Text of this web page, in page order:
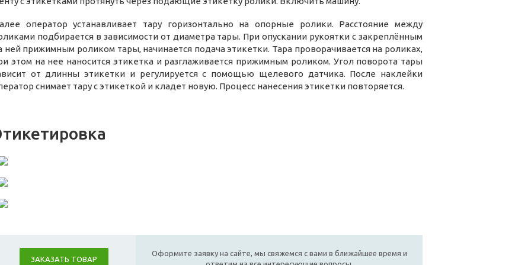
оператор устанавливает тару горизонтально на опорные ролики. Расстояние между
подбирается в зависимости от диаметра тары. При опускании рукоятки с закреплённым
ней прижимным роликом тары, начинается подача этикетки. Тара проворачивается на роликах,
этом на нее наносится этикетка и разглаживается прижимным роликом. Угол поворота тары
от длинны этикетки и регулируется с помощью щелевого датчика. После наклейки
снимает тару с этикеткой и кладет новую. Процесс нанесения этикетки повторяется.
ЗАКАЗАТЬ ТОВАР
Оформите заявку на сайте, мы свяжемся с вами в ближайшее время и